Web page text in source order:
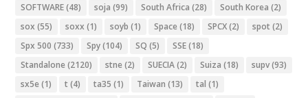
SOFTWARE(48) soja (99) South Africa (28) South Korea (2)
sox (55) soxx (1) soyb (1) Space (18) SPCX(2) spot (2)
Spx 500 (733) Spy(104) SQ (5) SSE(18)
Standalone (2120) stne (2) SUECIA(2) Suiza (18) supv(93)
sx5e (1) t (4) ta35 (1) Taiwan (13) tal (1)